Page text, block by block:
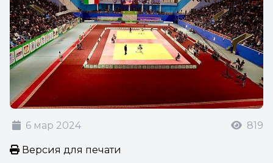
6 мар 2024 819
Версия для печати